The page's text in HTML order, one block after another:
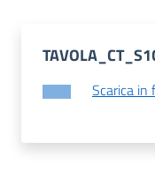
Scarica in